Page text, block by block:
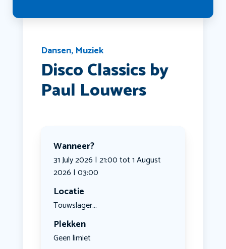
Dansen, Muziek
Disco Classics by
Paul Louwers
Wanneer?
31 July 2026 | 21:00 tot 1 August
2026 | 03:00
Locatie
Touwslager...
Plekken
Geen limiet